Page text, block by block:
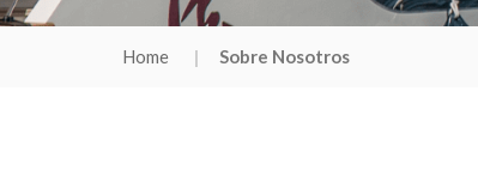
Home Sobre Nosotros